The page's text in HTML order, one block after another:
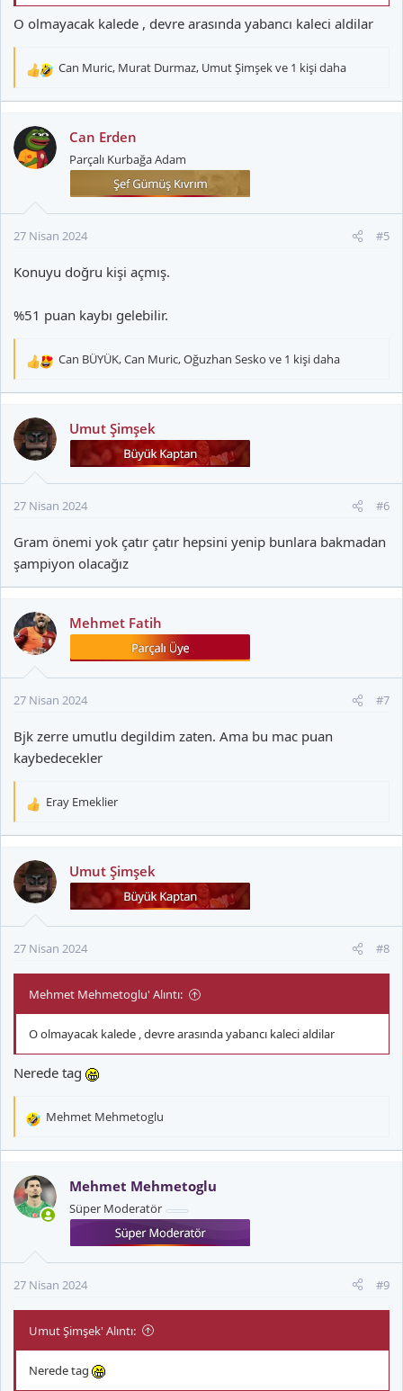
O olmayacak kalede , devre arasında yabancı kaleci aldilar
T
k
i
l
Can Muric, Murat Durmaz, Umut Şimşekve 1 kişi daha
Can Erden
Parçalı Kurbağa Adam
27 Nisan 2024 #5
Konuyu doğru kişi açmış.
%51 puan kaybı gelebilir.
T
k
i
l
Can BÜYÜK,Can Muric,Oğuzhan Sesko ve 1 kişi daha
Umut Şimşek
27 Nisan 2024 #6
Gram önemi yok çatır çatır hepsini yenip bunlara bakmadan
şampiyon olacağız
Mehmet Fatih
27 Nisan 2024 #7
Bjk zerre umutlu degildim zaten. Ama bu mac puan
kaybedecekler
T
k
i
l
Eray Emeklier
Umut Şimşek
27 Nisan 2024 #8
Mehmet Mehmetoglu' Alıntı:
O olmayacak kalede , devre arasında yabancı kaleci aldilar
Nerede tag
T
k
i
l
Mehmet Mehmetoglu
Mehmet Mehmetoglu
Süper Moderatör
27 Nisan 2024 #9
Umut Şimşek' Alıntı:
Nerede tag